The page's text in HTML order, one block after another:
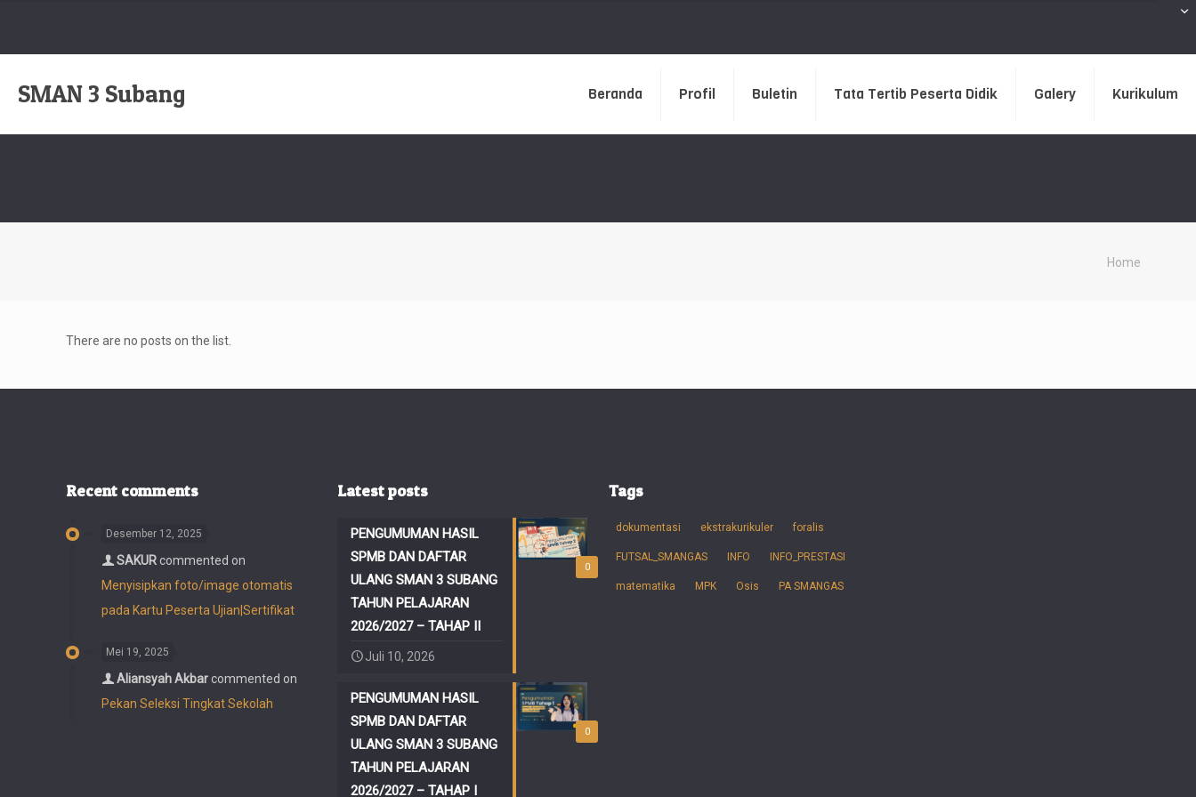
SMAN 3 Subang Beranda Profil Buletin Tata Tertib Peserta Didik Galery Kurikulum
Home
There are no posts on the list.
Recent comments
Desember 12, 2025
SAKURcommented on
Menyisipkan foto/image otomatis
pada Kartu Peserta Ujian|Sertifikat
Mei 19, 2025
Aliansyah Akbarcommented on
Pekan Seleksi Tingkat Sekolah
Latest posts
0
PENGUMUMAN HASIL
SPMB DAN DAFTAR
ULANG SMAN 3 SUBANG
TAHUN PELAJARAN
2026/2027 – TAHAP II
Juli 10, 2026
0
PENGUMUMAN HASIL
SPMB DAN DAFTAR
ULANG SMAN 3 SUBANG
TAHUN PELAJARAN
2026/2027 – TAHAP I
Tags
dokumentasi ekstrakurikuler foralis
FUTSAL_SMANGAS INFO INFO_PRESTASI
matematika MPK Osis PA SMANGAS